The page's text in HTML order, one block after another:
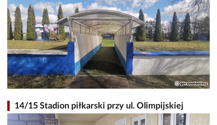
14/15 Stadion piłkarski przy ul. Olimpijskiej